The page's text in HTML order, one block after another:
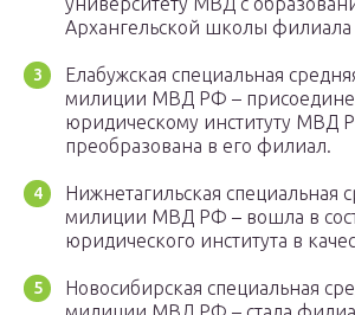
Архангельской школы филиала
Елабужская специальная
милиции МВД РФ –
юридическому институту МВД
преобразована в его филиал.
Нижнетагильская специальная
милиции МВД РФ – вошла в
юридического института в
Новосибирская специальная